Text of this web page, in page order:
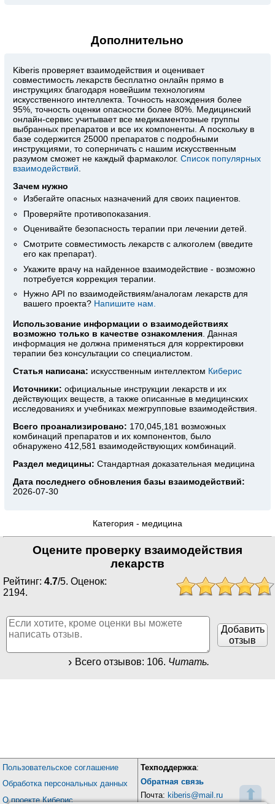
⬆
Дополнительно
Kiberis проверяет взаимодействия и оценивает
совместимость лекарств бесплатно онлайн прямо в
инструкциях благодаря новейшим технологиям
искусственного интеллекта. Точность нахождения более
95%, точность оценки опасности более 80%. Медицинский
онлайн-сервис учитывает все медикаментозные группы
выбранных препаратов и все их компоненты. А поскольку в
базе содержится 25000 препаратов с подробными
инструкциями, то соперничать с нашим искусственным
разумом сможет не каждый фармаколог.Список популярных
взаимодействий
Зачем нужно
Избегайте опасных назначений для своих пациентов.
Проверяйте противопоказания.
Оценивайте безопасность терапии при лечении детей.
Смотрите совместимость лекарств с алкоголем (введите
его как препарат).
Укажите врачу на найденное взаимодействие - возможно
потребуется коррекция терапии.
Нужно API по взаимодействиям/аналогам лекарств для
вашего проекта? Напишите нам.
Использование информации о взаимодействиях
возможно только в качестве ознакомления. Данная
информация не должна применяться для корректировки
терапии без консультации со специалистом.
Статья написана: искусственным интеллектом Киберис
Источники: официальные инструкции лекарств и их
действующих веществ, а также описанные в медицинских
исследованиях и учебниках межгрупповые взаимодействия.
Всего проанализировано: 170,045,181 возможных
комбинаций препаратов и их компонентов, было
обнаружено 412,581 взаимодействующих комбинаций.
Раздел медицины: Стандартная доказательная медицина
Дата последнего обновления базы взаимодействий:
2026-07-30
Категория - медицина
Оцените проверку взаимодействия
лекарств
Рейтинг: 4.7/5. Оценок:
2194.
Добавить
отзыв
Всего отзывов: 106. Читать.
Пользовательское соглашение
Обработка персональных данных
О проекте Киберис
Техподдержка:
Обратная связь
Почта: kiberis@mail.ru